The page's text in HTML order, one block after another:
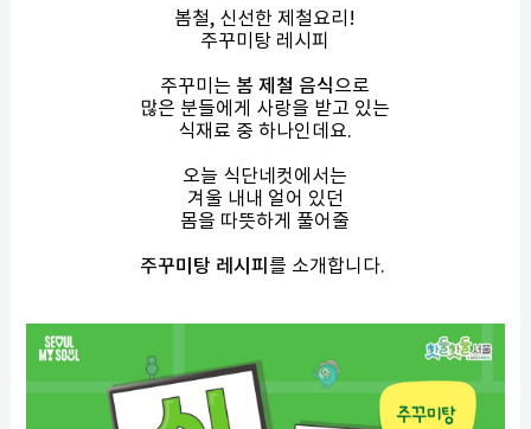
봄철, 신선한 제철요리 !
주꾸미탕 레시피
주꾸미는봄 제철 음식으로
많은 분들에게 사랑을 받고 있는
식재료 중 하나인데요.
오늘 식단네컷에서는
겨울 내내 얼어 있던
몸을 따뜻하게 풀어줄
주꾸미탕 레시피 를 소개합니다.